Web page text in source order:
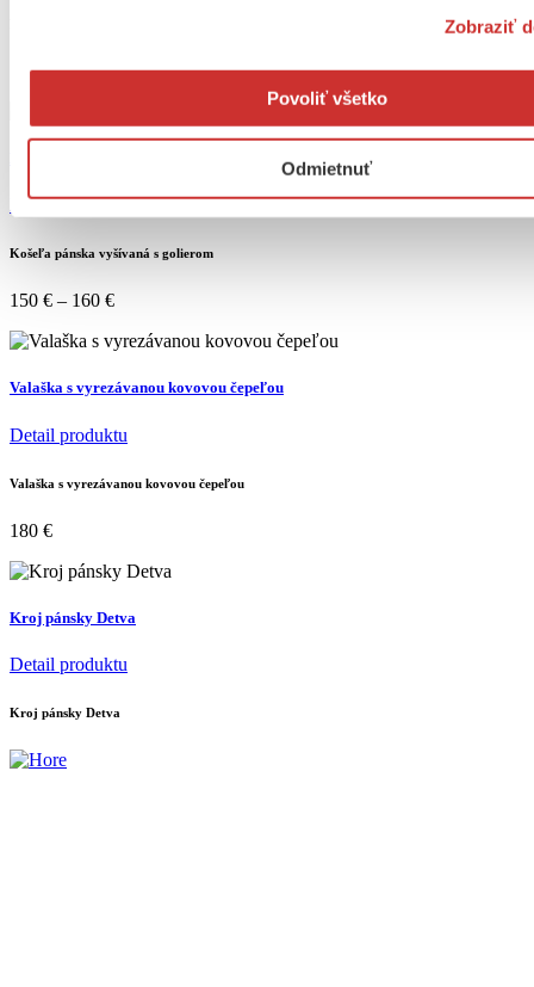
Zobraziť
Povoliť všetko
Odmietnuť
150€
Detail produktu
Košeľa pánska vyšívaná s golierom
150 € – 160 €
Valaška s vyrezávanou kovovou čepeľou
Detail produktu
Valaška s vyrezávanou kovovou čepeľou
180 €
Kroj pánsky Detva
Detail produktu
Kroj pánsky Detva